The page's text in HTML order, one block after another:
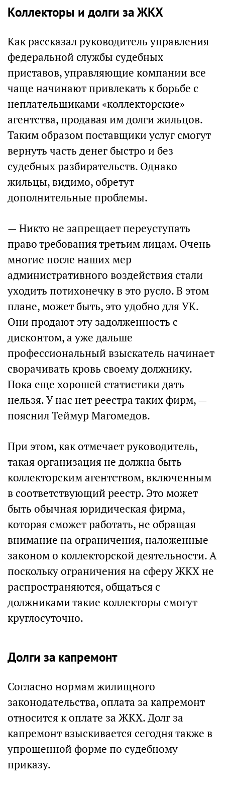
Коллекторы и долги за ЖКХ
Как рассказал руководитель управления
федеральной службы судебных
приставов, управляющие компании все
чаще начинают привлекать к борьбе с
неплательщиками «коллекторские»
агентства, продавая им долги жильцов.
Таким образом поставщики услуг смогут
вернуть часть денег быстро и без
судебных разбирательств. Однако
жильцы, видимо, обретут
дополнительные проблемы.
— Никто не запрещает переуступать
право требования третьим лицам. Очень
многие после наших мер
административного воздействия стали
уходить потихонечку в это русло. В этом
плане, может быть, это удобно для УК.
Они продают эту задолженность с
дисконтом, а уже дальше
профессиональный взыскатель начинает
сворачивать кровь своему должнику.
Пока еще хорошей статистики дать
нельзя. У нас нет реестра таких фирм, —
пояснил Теймур Магомедов.
При этом, как отмечает руководитель,
такая организация не должна быть
коллекторским агентством, включенным
в соответствующий реестр. Это может
быть обычная юридическая фирма,
которая сможет работать, не обращая
внимание на ограничения, наложенные
законом о коллекторской деятельности. А
поскольку ограничения на сферу ЖКХ не
распространяются, общаться с
должниками такие коллекторы смогут
круглосуточно.
Долги за капремонт
Согласно нормам жилищного
законодательства, оплата за капремонт
относится к оплате за ЖКХ. Долг за
капремонт взыскивается сегодня также в
упрощенной форме по судебному
приказу.